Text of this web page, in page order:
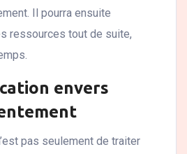
Il pourra ensuite
ressources tout de suite,
envers
pas seulement de traiter